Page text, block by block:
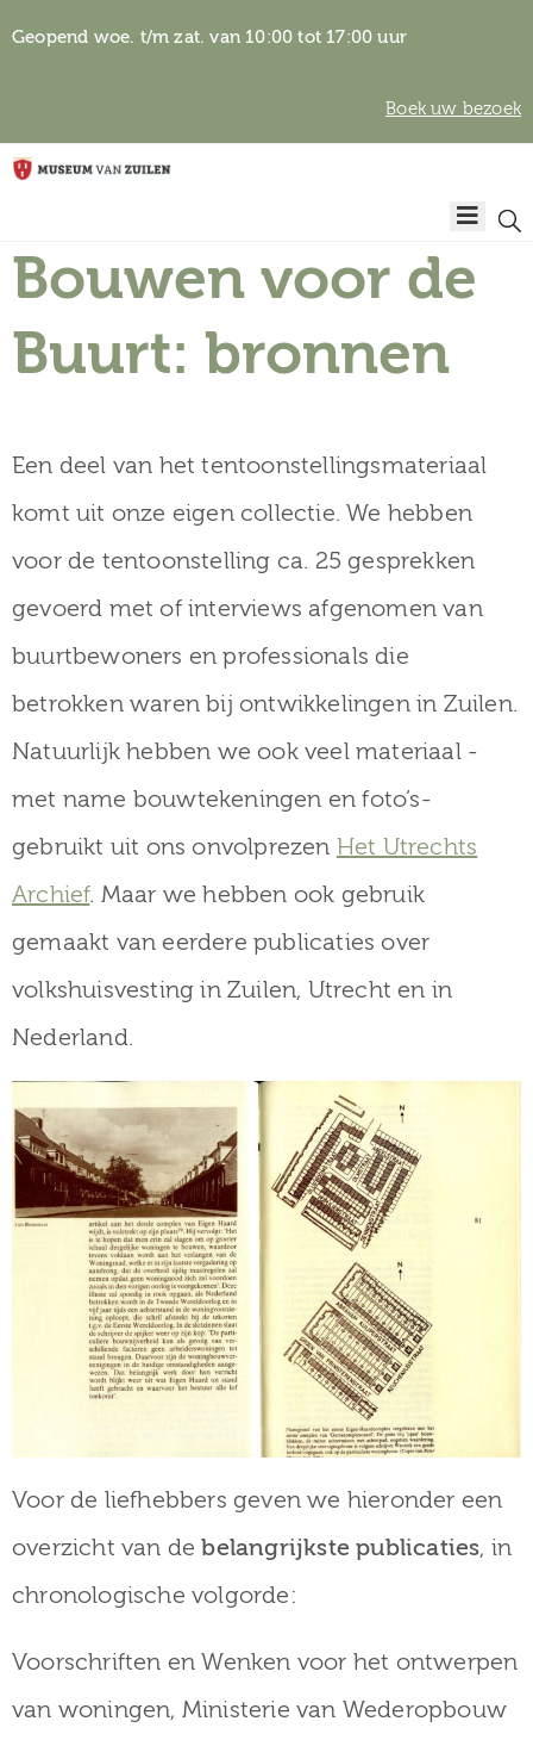
Geopend woe. t/m zat. van 10:00 tot 17:00 uur
Boek uw bezoek
Home
Plan
bezoek
Activiteiten
over
Zuilen
Collectie
Bouwen voor de
Buurt: bronnen
Een deel van het tentoonstellingsmateriaal
komt uit onze eigen collectie. We hebben
voor de tentoonstelling ca. 25 gesprekken
gevoerd met of interviews afgenomen van
buurtbewoners en professionals die
betrokken waren bij ontwikkelingen in Zuilen.
Natuurlijk hebben we ook veel materiaal -
met name bouwtekeningen en foto’s-
gebruikt uit ons onvolprezen Het Utrechts
Archief. Maar we hebben ook gebruik
gemaakt van eerdere publicaties over
volkshuisvesting in Zuilen, Utrecht en in
Nederland.
Voor de liefhebbers geven we hieronder een
overzicht van debelangrijkste publicaties, in
chronologische volgorde:
Voorschriften en Wenken voor het ontwerpen
van woningen, Ministerie van Wederopbouw
Algemene
Auteursrechten